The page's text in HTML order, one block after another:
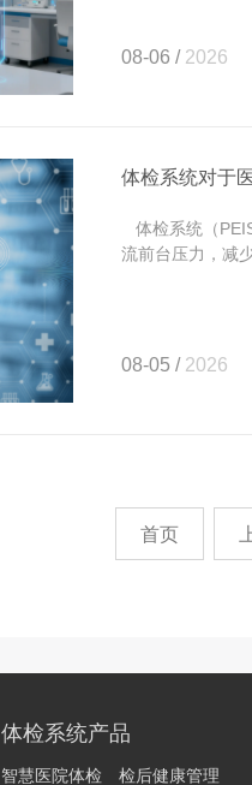
08-06 /2026
体检系统对于
体检系统（
流前台压力，减
08-05 /2026
首页
体检系统产品
智慧医院体检 检后健康管理